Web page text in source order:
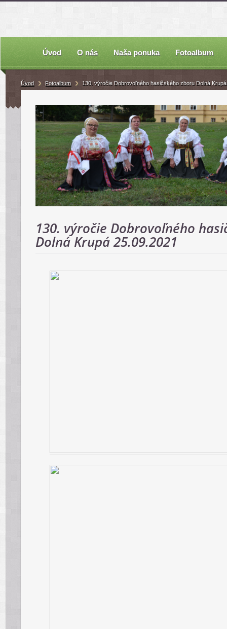
Úvod O nás Naša ponuka Fotoalbum
Úvod Fotoalbum 130. výročie Dobrovoľného hasičského zboru Dolná
130. výročie Dobrovoľného
Dolná Krupá 25.09.2021